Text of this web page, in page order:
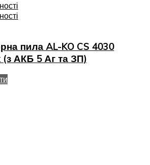
пила AL-KO CS 4030
(з АКБ 5 Аг та ЗП)